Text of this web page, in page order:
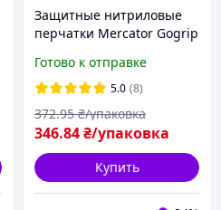
Защитные нитриловые
перчатки Mercator Gogrip
Готово к отправке
5.0 (8)
346.84₴/упаковка
372.95 ₴/упаковка
Купить